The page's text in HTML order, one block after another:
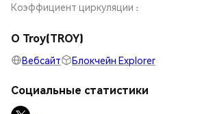
Коэффициент циркуляции
О Troy(TROY)
Вебсайт Блокчейн Explorer
Социальные статистики